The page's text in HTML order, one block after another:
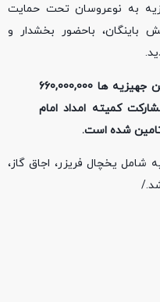
22 فقره جهیزیه به نوعروسان تحت حمایت
باینگان، باحضور بخشدار و
منوچهر خدامرادی گفت: ارزش این جهیزیه ها 660,000,000
کمیته امداد امام
شده است.
شامل یخچال فریزر، اجاق گاز،